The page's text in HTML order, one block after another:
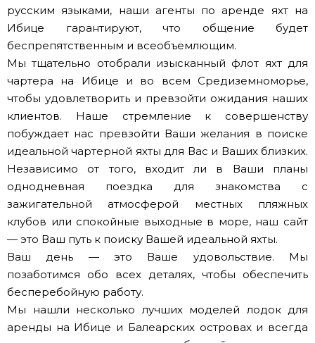
русским языками, наши агенты по аренде яхт на
Ибице гарантируют, что общение будет
беспрепятственным и всеобъемлющим.
Мы тщательно отобрали изысканный флот яхт для
чартера на Ибице и во всем Средиземноморье,
чтобы удовлетворить и превзойти ожидания наших
клиентов. Наше стремление к совершенству
побуждает нас превзойти Ваши желания в поиске
идеальной чартерной яхты для Вас и Ваших близких.
Независимо от того, входит ли в Ваши планы
однодневная поездка для знакомства с
зажигательной атмосферой местных пляжных
клубов или спокойные выходные в море, наш сайт
— это Ваш путь к поиску Вашей идеальной яхты.
Ваш день — это Ваше удовольствие. Мы
позаботимся обо всех деталях, чтобы обеспечить
бесперебойную работу.
Мы нашли несколько лучших моделей лодок для
аренды на Ибице и Балеарских островах и всегда